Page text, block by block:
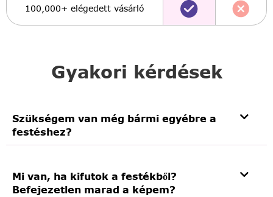
Gyakori kérdések
Szükségem van még bármi egyébre a
festéshez?
Mi van, ha kifutok a festékből?
Befejezetlen marad a képem?
100,000+ elégedett vásárló